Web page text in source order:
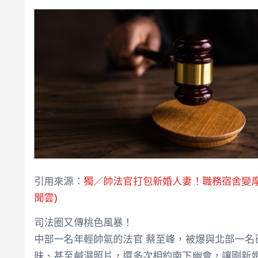
引用來源： 獨／帥法官打包新婚人妻！職務宿舍
聞雲)
司法圈又傳桃色風暴！
中部一名年輕帥氣的法官 蔡至峰，被爆與北部一